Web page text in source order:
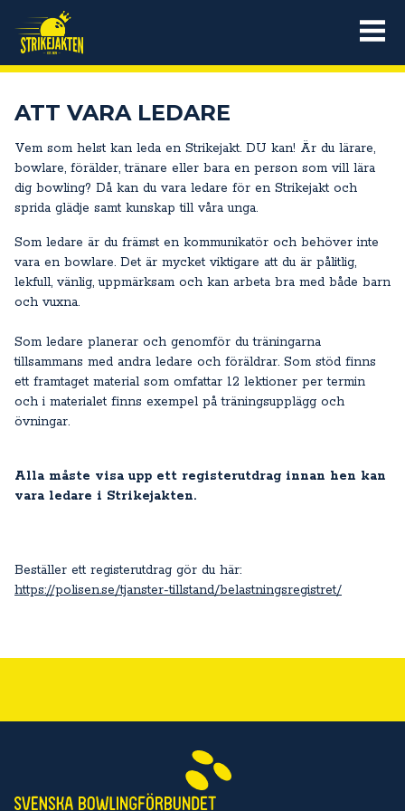
ATT VARA LEDARE
Vem som helst kan leda en Strikejakt. DU kan! Är du lärare,
bowlare, förälder, tränare eller bara en person som vill lära
dig bowling? Då kan du vara ledare för en Strikejakt och
sprida glädje samt kunskap till våra unga.
Som ledare är du främst en kommunikatör och behöver inte
vara en bowlare. Det är mycket viktigare att du är pålitlig,
lekfull, vänlig, uppmärksam och kan arbeta bra med både barn
och vuxna.
Som ledare planerar och genomför du träningarna
tillsammans med andra ledare och föräldrar. Som stöd finns
ett framtaget material som omfattar 12 lektioner per termin
och i materialet finns exempel på träningsupplägg och
övningar.
Alla måste visa upp ett registerutdrag innan hen kan
vara ledare i Strikejakten.
Beställer ett registerutdrag gör du här:
https://polisen.se/tjanster-tillstand/belastningsregistret/